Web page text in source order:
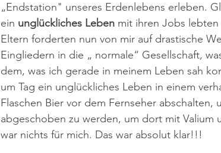
„Endstation" unseres Erdenlebens erleben.
ein unglückliches Leben mit ihren Jobs
Eltern forderten nun von mir auf drastische
Eingliedern in die „ normale“ Gesellschaft,
dem, was ich gerade in meinem Leben sah
um Tag ein unglückliches Leben in einem
Flaschen Bier vor dem Fernseher abschalten,
abgeschoben zu werden, um dort mit
war nichts für mich. Das war absolut klar!!!